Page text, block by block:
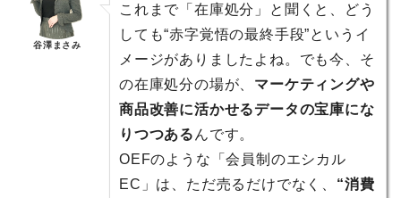
谷澤まさみ
これまで「在庫処分」と聞くと、どう
しても“赤字覚悟の最終手段”というイ
メージがありましたよね。でも今、そ
の在庫処分の場が、 マーケティングや
商品改善に活かせるデータの宝庫にな
りつつある んです。
OEFのような「会員制のエシカル
EC」は、ただ売るだけでなく、 “消費